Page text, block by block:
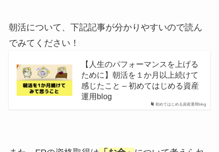
朝活について、下記記事が分かりやすいので読ん
でみてください！
初めてはじめる資産運用blog
【人生のパフォーマンスを上げる
ために】朝活を１か月以上続けて
感じたこと – 初めてはじめる資産
運用blog